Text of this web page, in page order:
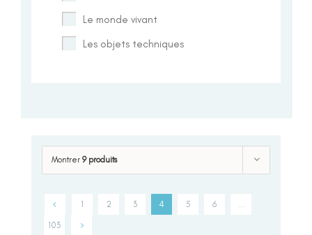
Montrer 9 produits
1 2 3 4 5 6
103
Le monde vivant
Les objets techniques